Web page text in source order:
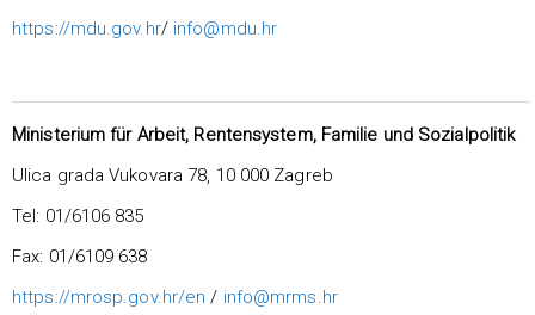
https://mdu.gov.hr/ info@mdu.hr
Ministerium für Arbeit, Rentensystem, Familie und Sozialpolitik
Ulica grada Vukovara 78, 10 000 Zagreb
Tel: 01/6106 835
Fax: 01/6109 638
https://mrosp.gov.hr/en / info@mrms.hr